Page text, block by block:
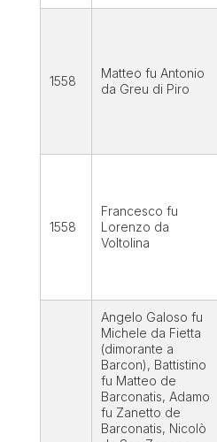
1558
Matteo fu Antonio
da Greu di Piro
1558
Francesco fu
Lorenzo da
Voltolina
Angelo Galoso fu
Michele da Fietta
(dimorante a
Barcon), Battistino
fu Matteo de
Barconatis, Adamo
fu Zanetto de
Barconatis, Nicolò